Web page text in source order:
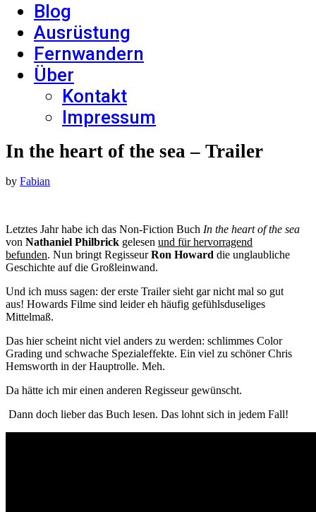
Blog
Ausrüstung
Fernwandern
Über
Kontakt
Impressum
In the heart of the sea – Trailer
by Fabian
Letztes Jahr habe ich das Non-Fiction Buch In the heart of the sea
von Nathaniel Philbrick gelesen und für hervorragend
befunden. Nun bringt RegisseurRon Howard die unglaubliche
Geschichte auf die Großleinwand.
Und ich muss sagen: der erste Trailer sieht gar nicht mal so gut
aus! Howards Filme sind leider eh häufig gefühlsduseliges
Mittelmaß.
Das hier scheint nicht viel anders zu werden: schlimmes Color
Grading und schwache Spezialeffekte. Ein viel zu schöner Chris
Hemsworth in der Hauptrolle. Meh.
Da hätte ich mir einen anderen Regisseur gewünscht.
Dann doch lieber das Buch lesen. Das lohnt sich in jedem Fall!